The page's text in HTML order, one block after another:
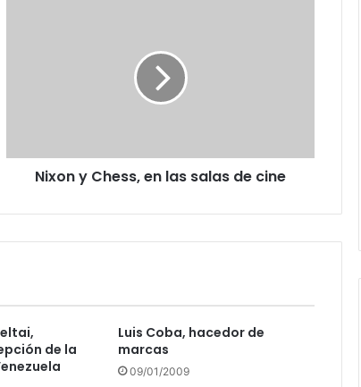
Nixon y Chess, en las salas de cine
de la
Luis Coba, hacedor de
marcas
09/01/2009